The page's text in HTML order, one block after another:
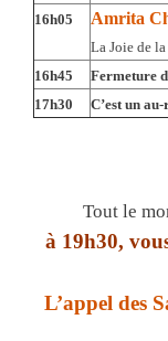
16h05
Amrita
La Joie de la
16h45
Fermeture
17h30
C’est un
Tout le
à 19h30,
L’appel des